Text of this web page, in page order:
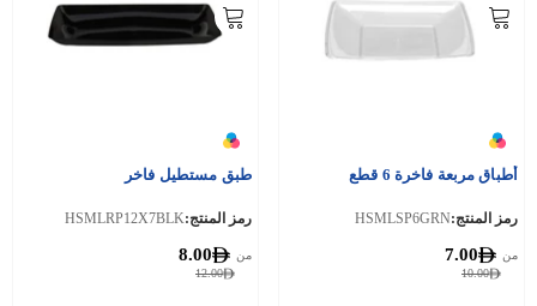
أطباق مربعة فاخرة 6 قطع
رمز المنتج:HSMLSP6GRN
10.00
من 7.00
طبق مستطيل فاخر
رمز المنتج:HSMLRP12X7BLK
12.00
من 8.00